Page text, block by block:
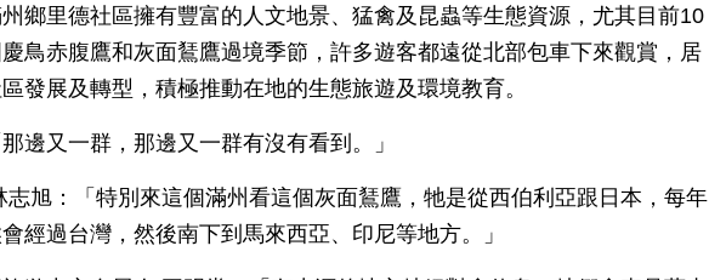
鄉里德社區擁有豐富的人文地景、猛禽及昆蟲等生態資源，尤其目前10
鳥赤腹鷹和灰面鵟鷹過境季節，許多遊客都遠從北部包車下來觀賞，居
發展及轉型，積極推動在地的生態旅遊及環境教育。
邊又一群，那邊又一群有沒有看到。」
志旭：「特別來這個滿州看這個灰面鵟鷹，牠是從西伯利亞跟日本，每年
經過台灣，然後南下到馬來西亞、印尼等地方。」